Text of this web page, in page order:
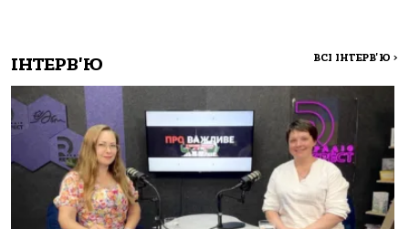
ІНТЕРВ'Ю ВСІ ІНТЕРВ'Ю >